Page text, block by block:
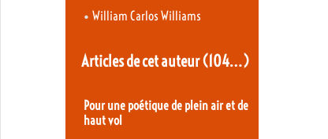
• William Carlos Williams
Articles de cet auteur(104…)
Pour une poétique de plein air et de
haut vol